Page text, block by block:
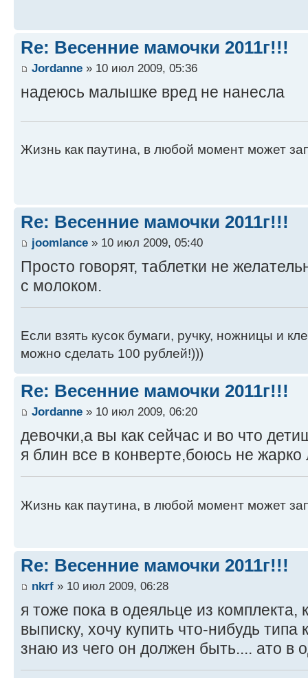
Re: Весенние мамочки 2011г!!!
Jordanne » 10 июл 2009, 05:36
надеюсь малышке вред не нанесла
Жизнь как паутина, в любой момент может
Re: Весенние мамочки 2011г!!!
joomlance » 10 июл 2009, 05:40
Просто говорят, таблетки не
с молоком.
Если взять кусок бумаги, ручку, ножницы и
можно сделать 100 рублей!)))
Re: Весенние мамочки 2011г!!!
Jordanne » 10 июл 2009, 06:20
девочки,а вы как сейчас и во что
я блин все в конверте,боюсь не
Жизнь как паутина, в любой момент может
Re: Весенние мамочки 2011г!!!
nkrf » 10 июл 2009, 06:28
я тоже пока в одеяльце из
выписку, хочу купить что-нибудь
знаю из чего он должен быть.... ато в